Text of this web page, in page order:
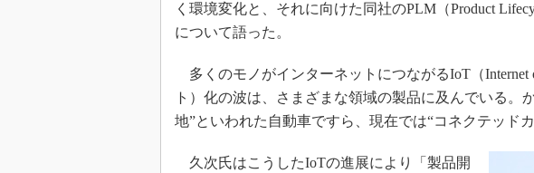
く環境変化と、それに向けた同社のPLM（Product
について語った。
多くのモノがインターネットにつながるIoT（Internet
ト）化の波は、さまざまな領域の製品に及んでいる。
地”といわれた自動車ですら、現在では“コネクテッド
久次氏はこうしたIoTの進展により「製品開